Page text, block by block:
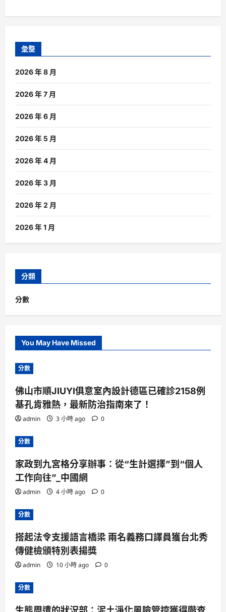
彙整
2026 年 8 月
2026 年 7 月
2026 年 6 月
2026 年 5 月
2026 年 4 月
2026 年 3 月
2026 年 2 月
2026 年 1 月
分類
分數
You May Have Missed
分數
佛山市順JIUYI俱意室內設計德區已確診2158例
基孔肯雅熱，最新防治指南來了！
admin 3 小時 ago 0
分數
家政到九宮格分享辦事：從“生計選擇”到“個人
工作向往”_中國網
admin 4 小時 ago 0
分數
搭起法令支援語言橋梁 兩名義務口譯員獲台北秀
傳健檢頒特別表揚獎
admin 10 小時 ago 0
分數